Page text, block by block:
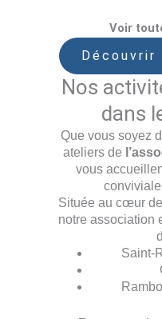
Voir
Nos
dans
Que vous soyez
ateliers de
vous
Située au cœur
notre association
Saint-